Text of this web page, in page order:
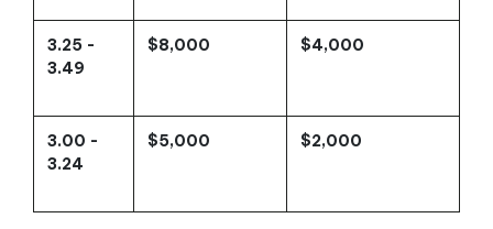
3.25 -
3.49
$8,000 $4,000
3.00 -
3.24
$5,000 $2,000